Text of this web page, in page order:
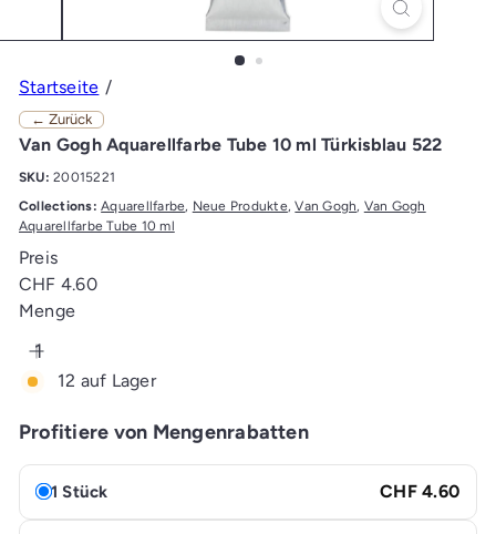
Startseite
← Zurück
Van Gogh Aquarellfarbe Tube 10 ml Türkisblau 522
SKU: 20015221
Collections: Aquarellfarbe, Neue Produkte,Van Gogh, Van Gogh
Aquarellfarbe Tube 10 ml
Preis
Normaler
Preis
CHF 4.60
Menge
12 auf Lager
Profitiere von Mengenrabatten
1 Stück CHF 4.60